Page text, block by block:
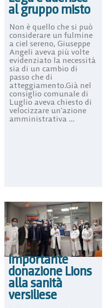
al gruppo misto
Non è quello che si può
considerare un fulmine
a ciel sereno, Giuseppe
Angeli aveva più volte
evidenziato la necessità
sia di un cambio di
passo che di
atteggiamento.Già nel
consiglio comunale di
Luglio aveva chiesto di
velocizzare un’azione
amministrativa ...
Importante
donazione Lions
alla sanità
versiliese